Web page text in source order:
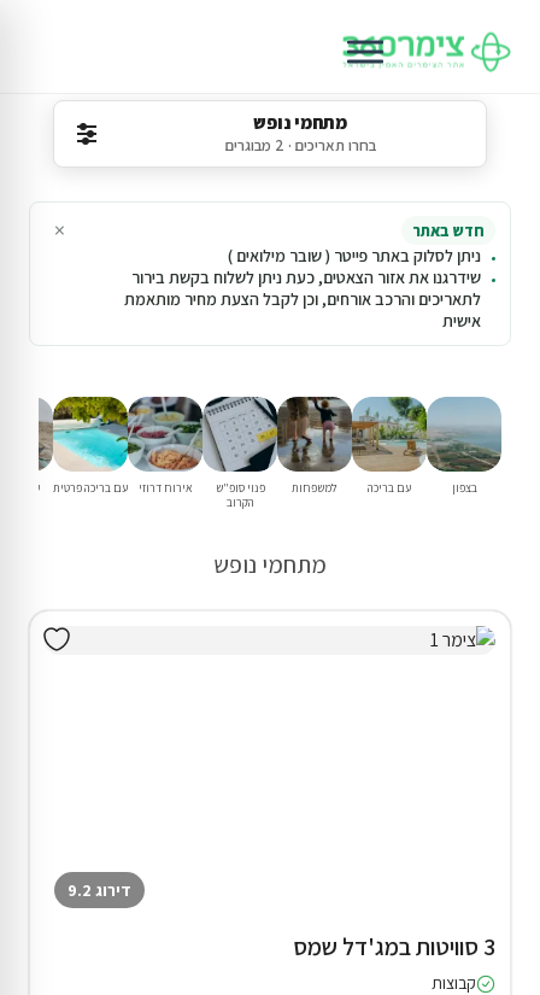
מתחמי נופש
בחרו תאריכים · 2 מבוגרים
חדש באתר
ניתן לסלוק באתר פייטר ( שובר מילואים )
שידרגנו את אזור הצאטים, כעת ניתן לשלוח בקשת בירור
לתאריכים והרכב אורחים, וכן לקבל הצעת מחיר מותאמת
אישית
×
בצפון עם בריכה למשפחות
פנוי סופ"ש
הקרוב
אירוח דרוזי עם בריכה פרטית עם
מתחמי נופש
דירוג 9.2
3 סוויטות במג'דל שמס
קבוצות